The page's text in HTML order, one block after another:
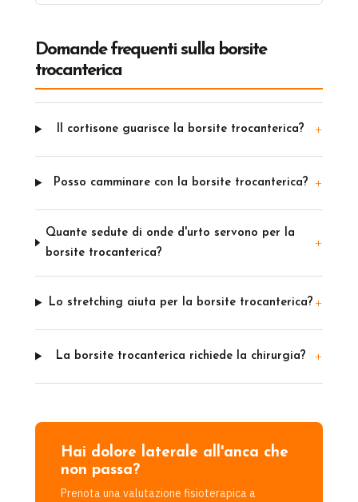
Domande frequenti sulla borsite
trocanterica
Il cortisone guarisce la borsite trocanterica?
Posso camminare con la borsite trocanterica?
Quante sedute di onde d'urto servono per la
borsite trocanterica?
Lo stretching aiuta per la borsite trocanterica?
La borsite trocanterica richiede la chirurgia?
Hai dolore laterale all'anca che
non passa?
Prenota una valutazione fisioterapica a